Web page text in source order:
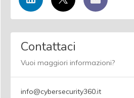
Contattaci
Vuoi maggiori informazioni?
info@cybersecurity360.it